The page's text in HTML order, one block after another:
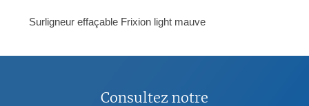
Surligneur effaçable Frixion light mauve
Consultez notre